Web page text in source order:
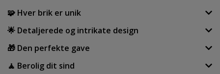
🧩 Hver brik er unik
🌟 Detaljerede og intrikate design
🎁 Den perfekte gave
🧘 Berolig dit sind